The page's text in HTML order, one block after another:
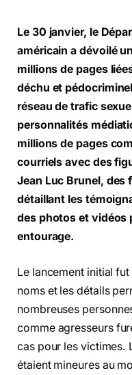
Le 30 janvier, le
américain a dévoilé
millions de pages
déchu et
réseau de trafic
personnalités
millions de pages
courriels avec des
Jean Luc Brunel, des
détaillant les
des photos et vidéos
entourage.
Le lancement initial
noms et les détails
nombreuses
comme agresseurs
cas pour les victimes.
étaient mineures au